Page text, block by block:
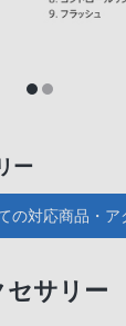
ー
の対応商品・ア
セサリー